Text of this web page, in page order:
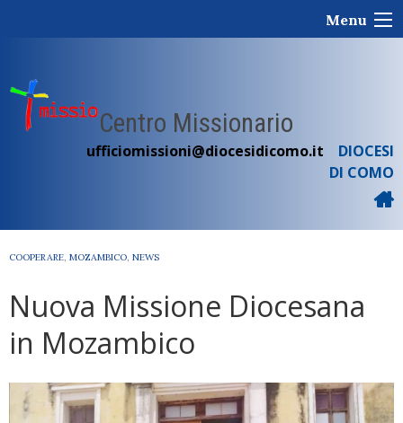
Menu
Centro Missionario
ufficiomissioni@diocesidicomo.it
DIOCESI
DI COMO
COOPERARE, MOZAMBICO, NEWS
Nuova Missione Diocesana
in Mozambico